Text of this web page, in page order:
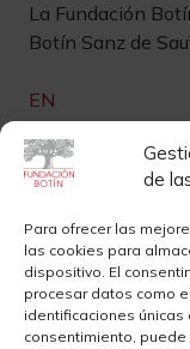
de
Para ofrecer las
las cookies para
dispositivo. El
procesar datos como
identificaciones únicas
consentimiento,
La Fundación
Botín Sanz de
EN
Links de
Contacto
Sedes